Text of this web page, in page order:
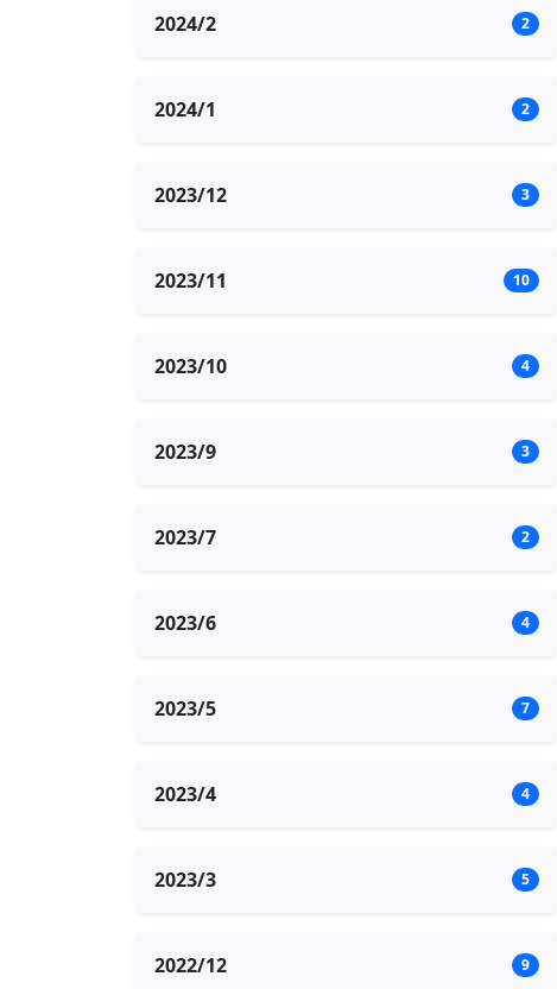
2024/2 2
2024/1 2
2023/12 3
2023/11 10
2023/10 4
2023/9 3
2023/7 2
2023/6 4
2023/5 7
2023/4 4
2023/3 5
2022/12 9